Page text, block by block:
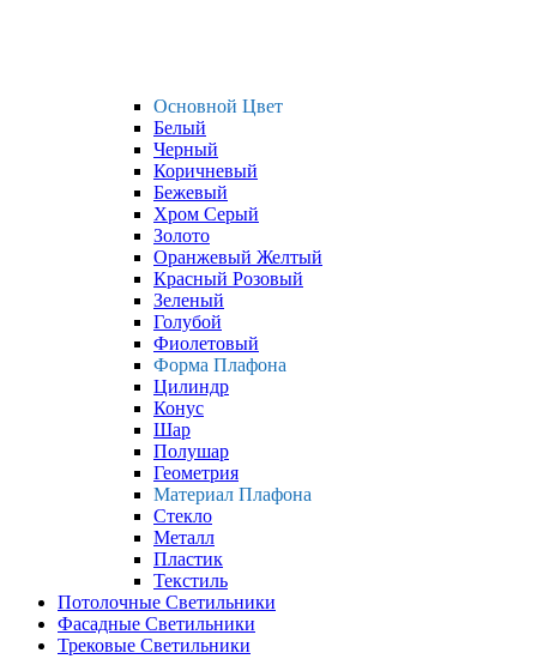
Основной Цвет
Белый
Черный
Коричневый
Бежевый
Хром Серый
Золото
Оранжевый Желтый
Красный Розовый
Зеленый
Голубой
Фиолетовый
Форма Плафона
Цилиндр
Конус
Шар
Полушар
Геометрия
Материал Плафона
Стекло
Металл
Пластик
Текстиль
Потолочные Светильники
Фасадные Светильники
Трековые Светильники